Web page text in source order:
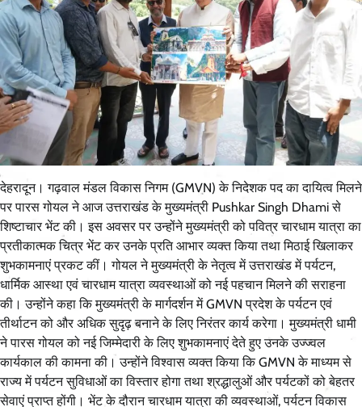
देहरादून। गढ़वाल मंडल विकास निगम (GMVN) के निदेशक पद का दायित्व मिलने
पर पारस गोयल ने आज उत्तराखंड के मुख्यमंत्री Pushkar Singh Dhami से
शिष्टाचार भेंट की। इस अवसर पर उन्होंने मुख्यमंत्री को पवित्र चारधाम यात्रा का
प्रतीकात्मक चित्र भेंट कर उनके प्रति आभार व्यक्त किया तथा मिठाई खिलाकर
शुभकामनाएं प्रकट कीं। गोयल ने मुख्यमंत्री के नेतृत्व में उत्तराखंड में पर्यटन,
धार्मिक आस्था एवं चारधाम यात्रा व्यवस्थाओं को नई पहचान मिलने की सराहना
की। उन्होंने कहा कि मुख्यमंत्री के मार्गदर्शन में GMVN प्रदेश के पर्यटन एवं
तीर्थाटन को और अधिक सुदृढ़ बनाने के लिए निरंतर कार्य करेगा। मुख्यमंत्री धामी
ने पारस गोयल को नई जिम्मेदारी के लिए शुभकामनाएं देते हुए उनके उज्ज्वल
कार्यकाल की कामना की। उन्होंने विश्वास व्यक्त किया कि GMVN के माध्यम से
राज्य में पर्यटन सुविधाओं का विस्तार होगा तथा श्रद्धालुओं और पर्यटकों को बेहतर
सेवाएं प्राप्त होंगी। भेंट के दौरान चारधाम यात्रा की व्यवस्थाओं, पर्यटन विकास